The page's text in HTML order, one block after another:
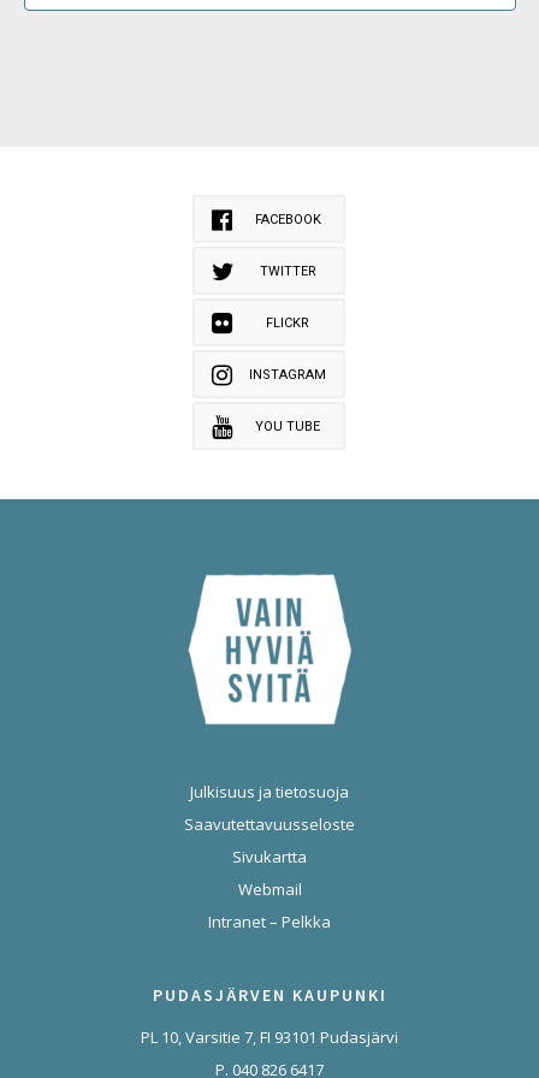
FACEBOOK
TWITTER
FLICKR
INSTAGRAM
YOU TUBE
Julkisuus ja tietosuoja
Saavutettavuusseloste
Sivukartta
Webmail
Intranet – Pelkka
PUDASJÄRVEN KAUPUNKI
PL 10, Varsitie 7, FI 93101 Pudasjärvi
P. 040 826 6417